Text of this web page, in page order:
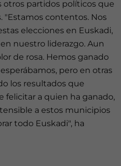
otros partidos políticos que
"Estamos contentos. Nos
elecciones en Euskadi,
nuestro liderazgo. Aun
de rosa. Hemos ganado
pero en otras
los resultados que
felicitar a quien ha ganado,
a estos municipios
todo Euskadi", ha